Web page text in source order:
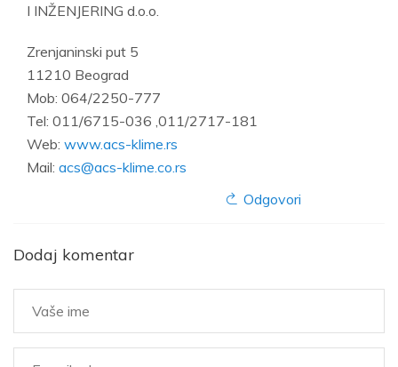
I INŽENJERING d.o.o.
Zrenjaninski put 5
11210 Beograd
Mob: 064/2250-777
Tel: 011/6715-036 ,011/2717-181
Web: www.acs-klime.rs
Mail: acs@acs-klime.co.rs
Odgovori
Dodaj komentar